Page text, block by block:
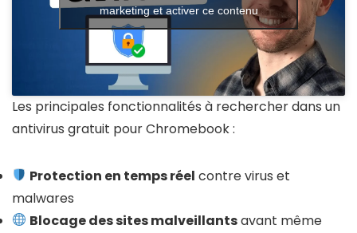
marketing et activer ce contenu
Les principales fonctionnalités à rechercher dans un
antivirus gratuit pour Chromebook :
Protection en temps réel contre virus et
malwares
Blocage des sites malveillantsavant même